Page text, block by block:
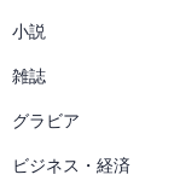
小説
雑誌
グラビア
ビジネス・経済